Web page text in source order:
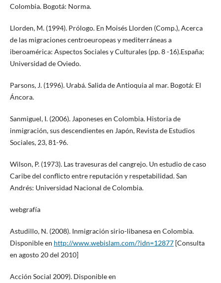
Colombia. Bogotá: Norma.
Llorden, M. (1994). Prólogo. En Moisés Llorden (Comp.), Acerca
de las migraciones centroeuropeas y mediterráneas a
iberoamérica: Aspectos Sociales y Culturales (pp. 8 -16).España;
Universidad de Oviedo.
Parsons, J. (1996). Urabá. Salida de Antioquia al mar. Bogotá: El
Áncora.
Sanmiguel, I. (2006). Japoneses en Colombia. Historia de
inmigración, sus descendientes en Japón, Revista de Estudios
Sociales, 23, 81-96.
Wilson, P. (1973). Las travesuras del cangrejo. Un estudio de caso
Caribe del conflicto entre reputación y respetabilidad. San
Andrés: Universidad Nacional de Colombia.
webgrafía
Astudillo, N. (2008). Inmigración sirio-libanesa en Colombia.
Disponible en http://www.webislam.com/?idn=12877[Consulta
en agosto 20 del 2010]
Acción Social 2009). Disponible en